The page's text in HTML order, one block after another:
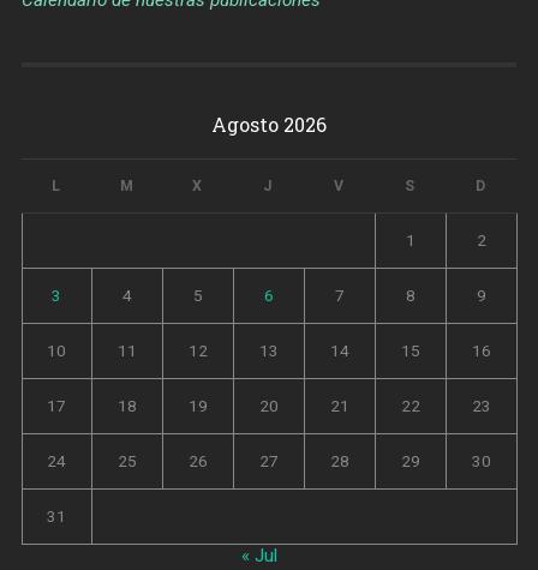
Agosto 2026
L M X J V S D
1 2
3 4 5 6 7 8 9
10 11 12 13 14 15 16
17 18 19 20 21 22 23
24 25 26 27 28 29 30
31
« Jul